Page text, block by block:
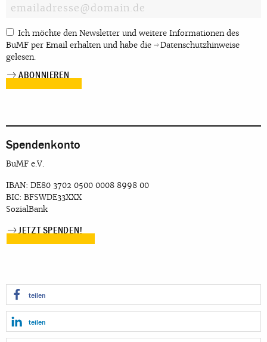
Ich möchte den Newsletter und weitere Informationen des
BuMF per Email erhalten und habe die
Datenschutzhinweise
gelesen.
Spendenkonto
BuMF e.V.
IBAN: DE80 3702 0500 0008 8998 00
BIC: BFSWDE33XXX
SozialBank
JETZT SPENDEN!
teilen
teilen